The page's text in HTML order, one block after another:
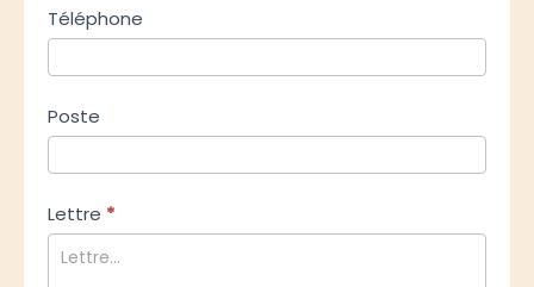
Téléphone
Poste
Lettre *